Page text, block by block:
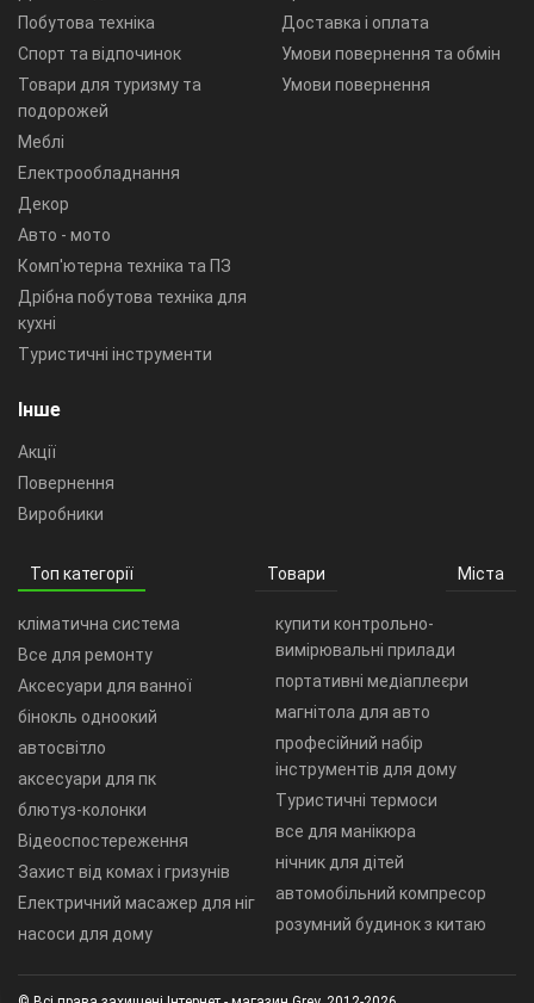
Побутова техніка
Спорт та відпочинок
Товари для туризму та
подорожей
Меблі
Електрообладнання
Декор
Авто - мото
Комп'ютерна техніка та ПЗ
Дрібна побутова техніка для
кухні
Туристичні інструменти
Доставка і оплата
Умови повернення та обмін
Умови повернення
Інше
Акції
Повернення
Виробники
Топ категорії Товари Міста
кліматична система
Все для ремонту
Аксесуари для ванної
бінокль одноокий
автосвітло
аксесуари для пк
блютуз-колонки
Відеоспостереження
Захист від комах і гризунів
Електричний масажер для ніг
насоси для дому
купити контрольно-
вимірювальні прилади
портативні медіаплеєри
магнітола для авто
професійний набір
інструментів для дому
Туристичні термоси
все для манікюра
нічник для дітей
автомобільний компресор
розумний будинок з китаю